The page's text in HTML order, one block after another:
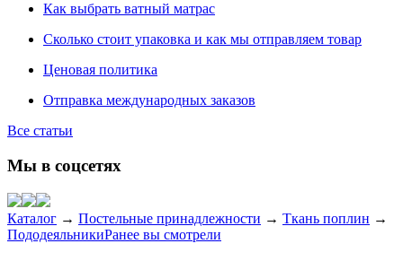
Как выбрать ватный матрас
Сколько стоит упаковка и как мы отправляем товар
Ценовая политика
Отправка международных заказов
Все статьи
Мы в соцсетях
Каталог → Постельные принадлежности → Ткань поплин →
ПододеяльникиРанее вы смотрели